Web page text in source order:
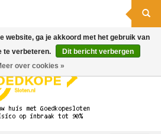
website, ga je akkoord met het gebruik van
te verbeteren.
Dit bericht verbergen
over cookies »